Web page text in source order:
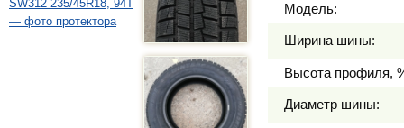
Модель:
Ширина шины:
Высота профиля,
Диаметр шины: